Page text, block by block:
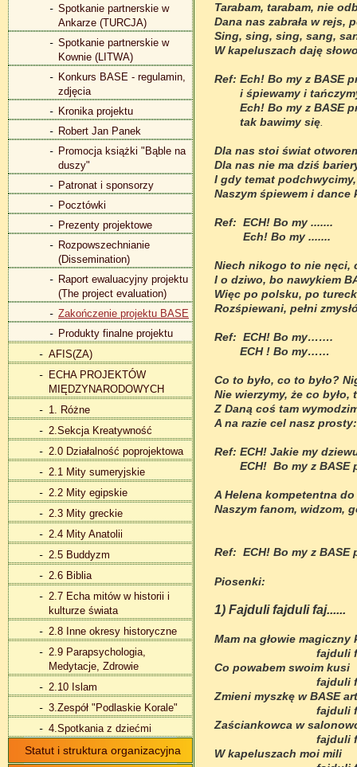
Spotkanie partnerskie w
Ankarze (TURCJA)
Spotkanie partnerskie w
Kownie (LITWA)
Konkurs BASE - regulamin,
zdjęcia
Kronika projektu
Robert Jan Panek
Promocja książki "Bąble na
duszy"
Patronat i sponsorzy
Pocztówki
Prezenty projektowe
Rozpowszechnianie
(Dissemination)
Raport ewaluacyjny projektu
(The project evaluation)
Zakończenie projektu BASE
Produkty finalne projektu
AFIS(ZA)
ECHA PROJEKTÓW
MIĘDZYNARODOWYCH
1. Różne
2.Sekcja Kreatywność
2.0 Działalność poprojektowa
2.1 Mity sumeryjskie
2.2 Mity egipskie
2.3 Mity greckie
2.4 Mity Anatolii
2.5 Buddyzm
2.6 Biblia
2.7 Echa mitów w historii i
kulturze świata
2.8 Inne okresy historyczne
2.9 Parapsychologia,
Medytacje, Zdrowie
2.10 Islam
3.Zespół "Podlaskie Korale"
4.Spotkania z dziećmi
Statut i struktura organizacyjna
Tarabam, tarabam, nie
Dana nas zabrała w rejs,
Sing, sing, sing, sang,
W kapeluszach daję
Ref: Ech! Bo my z BASE
i śpiewamy i
Ech! Bo my z BASE
tak bawimy się
Dla nas stoi świat
Dla nas nie ma dziś
I gdy temat
Naszym śpiewem i
Ref: ECH! Bo my .......
Ech! Bo my .......
Niech nikogo to nie nęci,
I o dziwo, bo nawykiem
Więc po polsku, po
Rozśpiewani, pełni
Ref: ECH! Bo my…….
ECH ! Bo my……
Co to było, co to było?
Nie wierzymy, że co było,
Z Daną coś tam
A na razie cel nasz
Ref: ECH! Jakie my
ECH! Bo my z BASE
A Helena kompetentna
Naszym fanom, widzom,
Ref: ECH! Bo my z BASE
Piosenki:
1) Fajduli fajduli faj......
Mam na głowie magiczny
fajduli
Co powabem swoim kusi
fajduli
Zmieni myszkę w BASE
fajduli
Zaściankowca w
fajduli
W kapeluszach moi mili